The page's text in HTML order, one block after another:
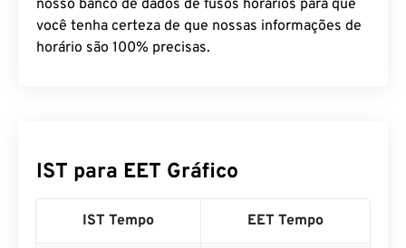
nosso banco de dados de fusos horários para que
você tenha certeza de que nossas informações de
horário são 100% precisas.
IST para EET Gráfico
IST Tempo EET Tempo